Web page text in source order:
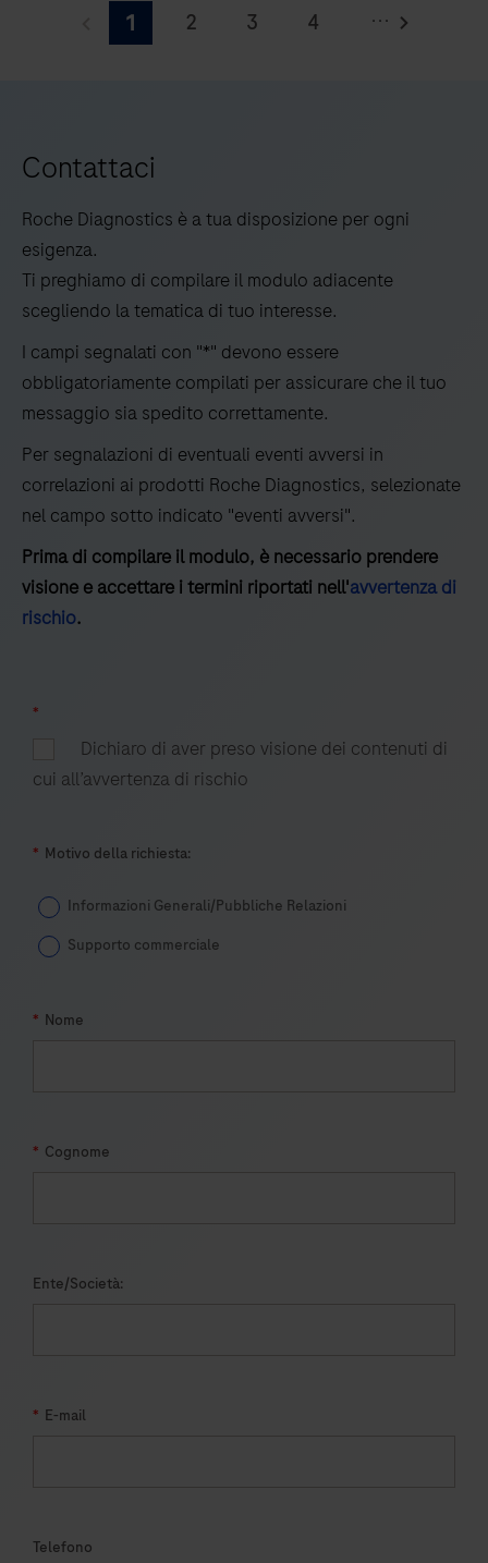
di
liquidi
IVD
completamente
automatizzato
per
preparazione
end
delle
librerie,
l’arricchimento
dei
target,
la
1 2 3
4
...
Contattaci
Roche Diagnostics è a tua disposizione per ogni
esigenza.
Ti preghiamo di compilare il modulo adiacente
scegliendo la tematica di tuo interesse.
I campi segnalati con "*" devono essere
obbligatoriamente compilati per assicurare che il tuo
messaggio sia spedito correttamente.
Per segnalazioni di eventuali eventi avversi in
correlazioni ai prodotti Roche Diagnostics, selezionate
nel campo sotto indicato "eventi avversi".
Prima di compilare il modulo, è necessario prendere
visione e accettare i termini riportati nell'avvertenza di
rischio.
*
Dichiaro di aver preso visione dei contenuti di
cui all’avvertenza di rischio
* Motivo della richiesta:
Informazioni Generali/Pubbliche Relazioni
Supporto commerciale
* Nome
* Cognome
Ente/Società:
* E-mail
Telefono